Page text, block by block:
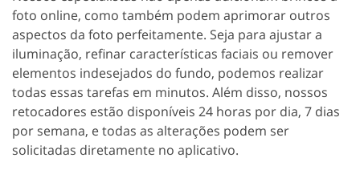
foto online, como também podem aprimorar outros
aspectos da foto perfeitamente. Seja para ajustar a
iluminação, refinar características faciais ou remover
elementos indesejados do fundo, podemos realizar
todas essas tarefas em minutos. Além disso, nossos
retocadores estão disponíveis 24 horas por dia, 7 dias
por semana, e todas as alterações podem ser
solicitadas diretamente no aplicativo.